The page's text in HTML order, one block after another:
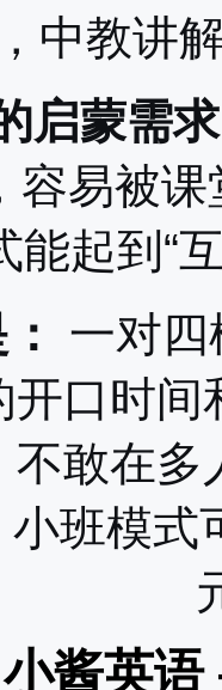
中教讲
启蒙需
容易被
能起到“
一对
口时
敢在
班模
小酱英